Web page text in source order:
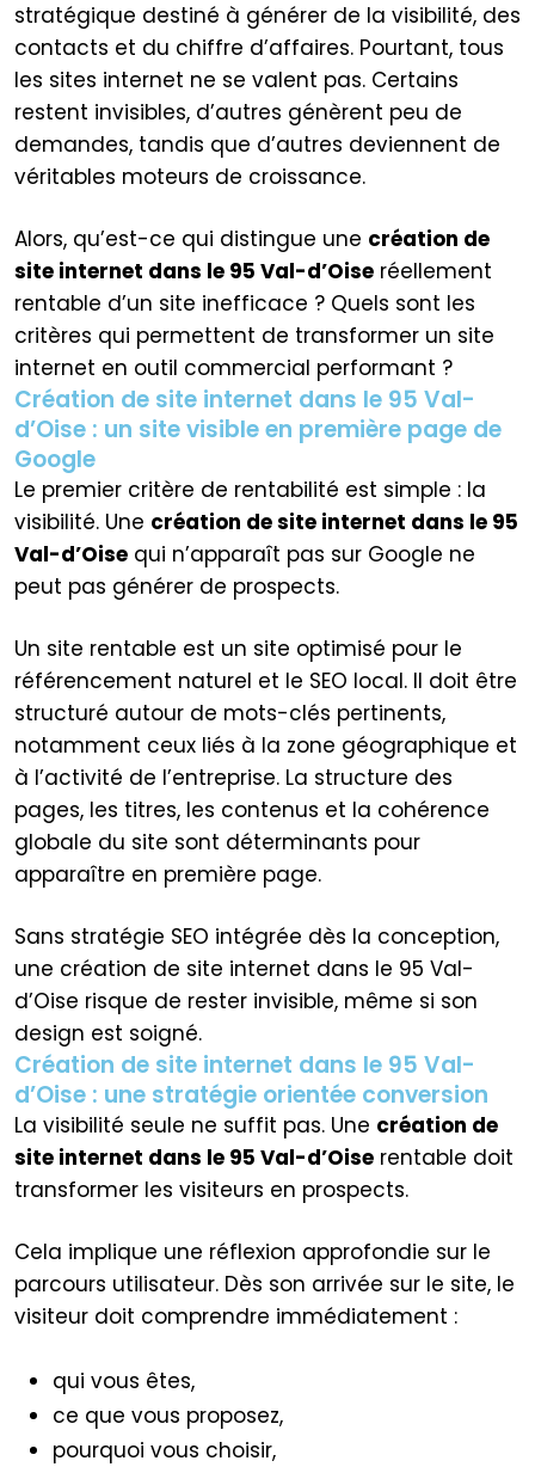
stratégique destiné à générer de la visibilité, des
contacts et du chiffre d’affaires. Pourtant, tous
les sites internet ne se valent pas. Certains
restent invisibles, d’autres génèrent peu de
demandes, tandis que d’autres deviennent de
véritables moteurs de croissance.
Alors, qu’est-ce qui distingue une création de
site internet dans le 95 Val-d’Oise réellement
rentable d’un site inefficace ? Quels sont les
critères qui permettent de transformer un site
internet en outil commercial performant ?
Création de site internet dans le 95 Val-
d’Oise : un site visible en première page de
Google
Le premier critère de rentabilité est simple : la
visibilité. Une création de site internet dans le 95
Val-d’Oise qui n’apparaît pas sur Google ne
peut pas générer de prospects.
Un site rentable est un site optimisé pour le
référencement naturel et le SEO local. Il doit être
structuré autour de mots-clés pertinents,
notamment ceux liés à la zone géographique et
à l’activité de l’entreprise. La structure des
pages, les titres, les contenus et la cohérence
globale du site sont déterminants pour
apparaître en première page.
Sans stratégie SEO intégrée dès la conception,
une création de site internet dans le 95 Val-
d’Oise risque de rester invisible, même si son
design est soigné.
Création de site internet dans le 95 Val-
d’Oise : une stratégie orientée conversion
La visibilité seule ne suffit pas. Une création de
site internet dans le 95 Val-d’Oise rentable doit
transformer les visiteurs en prospects.
Cela implique une réflexion approfondie sur le
parcours utilisateur. Dès son arrivée sur le site, le
visiteur doit comprendre immédiatement :
qui vous êtes,
ce que vous proposez,
pourquoi vous choisir,